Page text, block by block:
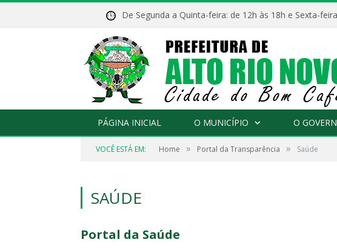
De Segunda a Quinta-feira: de 12h às 18h e Sexta-
PÁGINA INICIAL O MUNICÍPIO O
VOCÊ ESTÁ EM: Home » Portal da Transparência » Saúde
SAÚDE
Portal da Saúde